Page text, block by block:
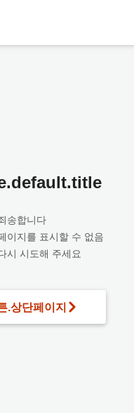
송합니다
이지를 표시할 수 없음
시 시도해 주세요
.상단페이지